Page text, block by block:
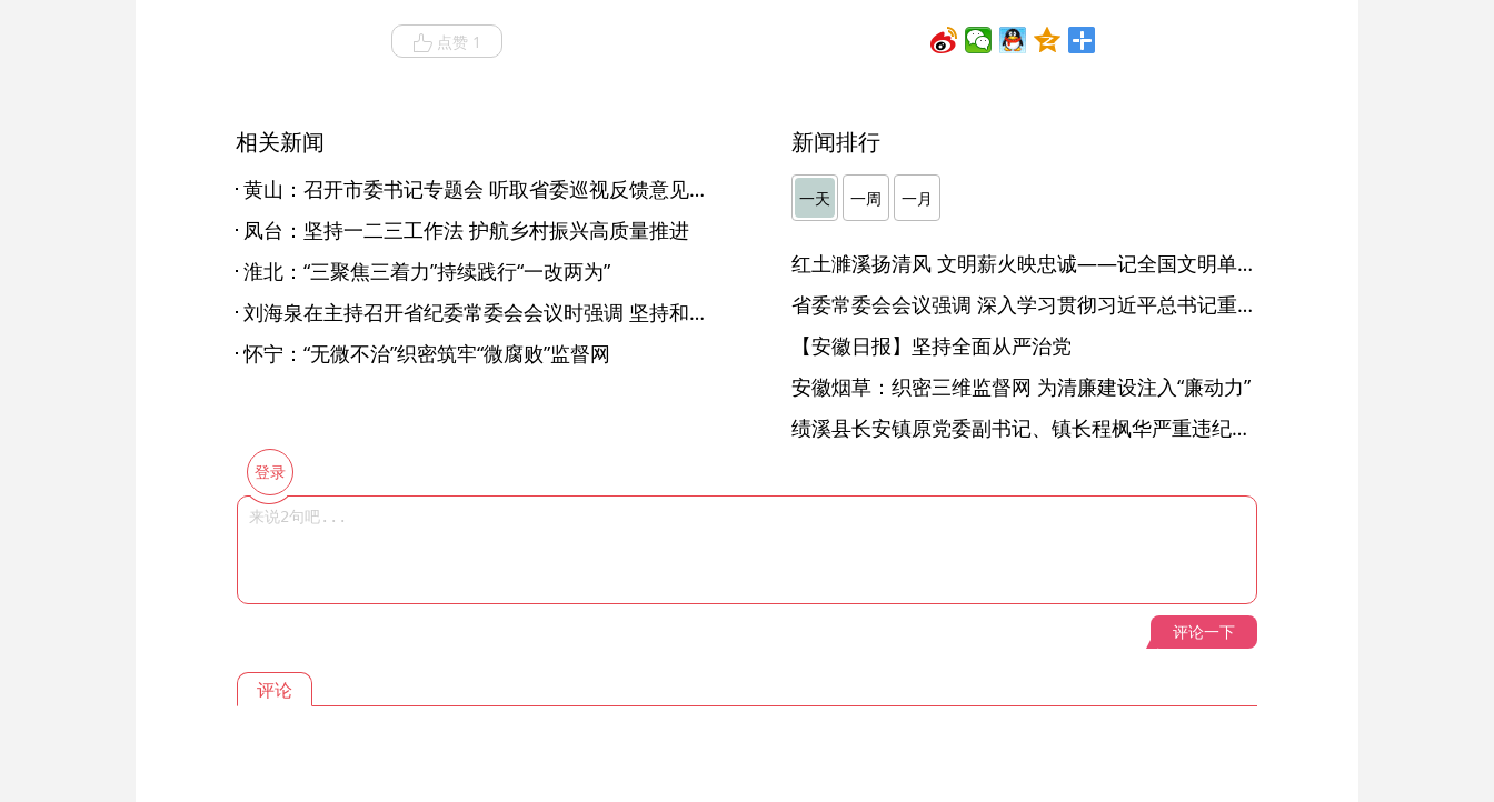
点赞 1
相关新闻
黄山：召开市委书记专题会 听取省委巡视反馈意见整改情况汇报
凤台：坚持一二三工作法 护航乡村振兴高质量推进
淮北：“三聚焦三着力”持续践行“一改两为”
刘海泉在主持召开省纪委常委会会议时强调 坚持和加强党中央集中统一领导 持之以恒推动全面从严治党向纵深发展
怀宁：“无微不治”织密筑牢“微腐败”监督网
新闻排行
一天 一周 一月
红土濉溪扬清风 文明薪火映忠诚——记全国文明单位、安徽省濉溪县纪委监委
省委常委会会议强调 深入学习贯彻习近平总书记重要讲话精神 以高质量党建引领高质量发展 梁言顺主持并讲话
【安徽日报】坚持全面从严治党
安徽烟草：织密三维监督网 为清廉建设注入“廉动力”
绩溪县长安镇原党委副书记、镇长程枫华严重违纪违法被开除党籍和公职
登录
评论一下
评论